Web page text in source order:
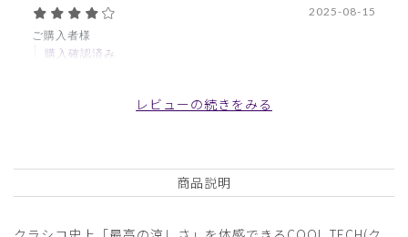
ご購入者様
購入確認済み
2025-08-15
同じMでもサイズが異なる
いいサイズで、ボタンを締めても窮屈ではありませんでし
た。
レビューの続きをみる
商品説明